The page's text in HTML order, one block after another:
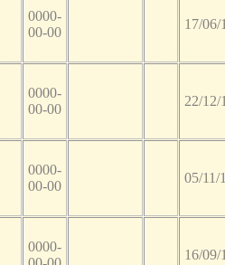
0000-
00-00
17/06/
0000-
00-00
22/12/
0000-
00-00
05/11/
0000-
16/09/